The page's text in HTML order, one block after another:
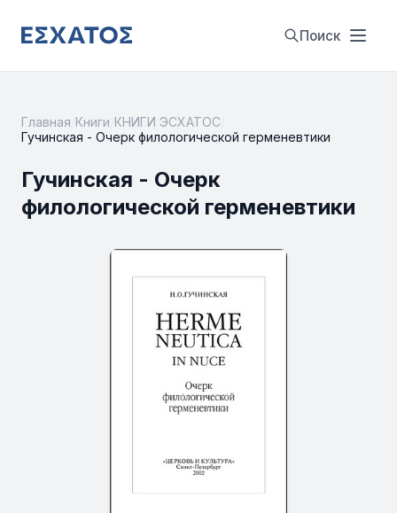
Поиск
Главная Книги КНИГИ ЭСХАТОС
Гучинская - Очерк филологической герменевтики
Гучинская - Очерк
филологической герменевтики